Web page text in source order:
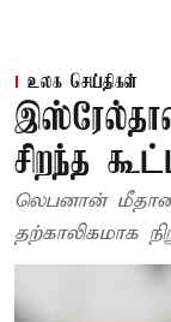
உலக செய்திகள்
சிறந்த
லெபனான்
தற்காலிகமாக